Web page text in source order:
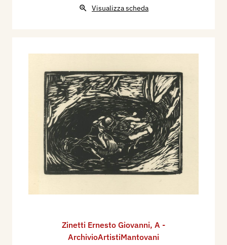
Visualizza scheda
Zinetti Ernesto Giovanni, A -
ArchivioArtistiMantovani